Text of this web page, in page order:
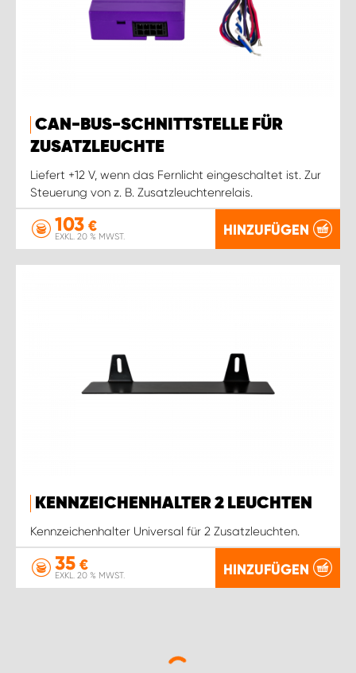
CAN-BUS-SCHNITTSTELLE FÜR
ZUSATZLEUCHTE
Liefert +12 V, wenn das Fernlicht eingeschaltet ist. Zur
Steuerung von z. B. Zusatzleuchtenrelais.
103 €
EXKL. 20 % MWST. HINZUFÜGEN
KENNZEICHENHALTER 2 LEUCHTEN
Kennzeichenhalter Universal für 2 Zusatzleuchten.
35 €
EXKL. 20 % MWST. HINZUFÜGEN